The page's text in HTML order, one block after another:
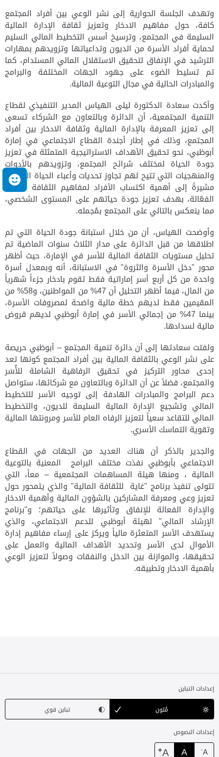
وتهدف الجلسة الحوارية إلى نشر الوعي بين أفراد المجتمع
كافة، حول مفاهيم الادخار وتعزيز ثقافة الإدارة المالية
السليمة في المجتمع، وترسيخ أسس التخطيط المالي السليم
لحماية أفراد الأسرة من الديون وتداعياتها وتزويدهم بمهارات
الترشيد في الإنفاق لتحقيق الاستقلال المالي المستدام، كما
تم تسليط الضوء على جهود الجهات المختلفة والبرامج
والمبادرات الحالية في مجال التوعية المالية.
وأكدت سعادة الدكتورة ليلى الهياس المدير التنفيذي لقطاع
التنمية المجتمعية، أن الدائرة وبالتعاون مع الشركاء تسعى
إلى تعزيز المعرفة بالإدارة المالية وثقافة الادخار بين أفراد
المجتمع، وذلك في إطار أجندة القطاع الاجتماعي في إمارة
أبوظبي، نحو تحقيق الأهداف الاستراتيجية المتمثلة في تعزيز
جودة الحياة لمختلف شرائح المجتمع، وتزويدهم بالأدوات
والمنهجيات التي تتيح لهم تجاوز تحديات وأعباء الحياة اليومية.
مشيرةً إلى أهمية اكتساب الأفراد لمفاهيم الثقافة المالية
الفعّالة، بهدف تعزيز جودة حياتهم على المستوى الشخصي،
مما ينعكس بالتالي على المجتمع بمُجمله.
وأوضحت الهياس، أن من خلال استبانة جودة الحياة التي تم
اطلاقها من قبل الدائرة على مدار الثلاث سنوات الماضية تم
تحليل مستويات الثقافة المالية للأسر في الإمارة، حيث أظهر
محور "دخل الأسرة والثروة" في الاستبانة، أنه وبمعدل أسرة
واحدة من كل أربع أسر إماراتية فقط تقوم بادخار جزءاً شهرياً
من المال، فيما أظهر التحليل أن 47% من المواطنين، و58% من
المقيمين فقط لديهم خطة مالية واضحة لمصروفات الأسرة،
بينما 47% من إجمالي الأسر في إمارة أبوظبي لديهم قروض
مالية لسدادها.
ولفتت سعادتها إلى أن دائرة تنمية المجتمع – أبوظبي حريصة
على نشر الوعي بالثقافة المالية بين أفراد المجتمع كونها تعد
إحدى محاور التركيز في تحقيق الرفاهية الشاملة للأُسَر
والمجتمع، فضلاً عن أن الدائرة وبالتعاون مع شركائها، ستواصل
دعم البرامج والمبادرات الهادفة إلى توجيه الأسر للتخطيط
المالي وتشجيع الإدارة المالية السليمة للديون، والتخطيط
المالي للتقاعد سعياً لتعزيز الرفاه العام للأسر ومرونتها المالية
وتقوية التماسك الأسري.
والجدير بالذكر أن هناك العديد من الجهات في القطاع
الاجتماعي بأبوظبي نفذت مختلف البرامج المعنية بالتوعية
المالية ، ومنها هيئة المساهمات المجتمعية – معاً، التي
تتولى تنفيذ برنامج "غاية للثقافة المالية" والذي يتمحور حول
تعزيز وعي ومعرفة المشاركين بالشؤون المالية وأهمية الادخار
والإدارة الفعالة للإنفاق وتأثيرها على حياتهم؛ و"برنامج
الإرشاد المالي" لهيئة أبوظبي للدعم الاجتماعي، والذي
يستهدف الأسر المتعثرة مالياً ويركز على إرساء مفاهيم إدارة
الأموال لدى الأسر وتحديد الأهداف المالية والعمل على
تحقيقها، والموازنة بين الدخل والنفقات وصولاً لتعزيز الوعي
بأهمية الادخار وتطبيقه.
إعدادات التباين
مُلون
تباين قوي
إعدادات النصوص
A
-
A
A
+